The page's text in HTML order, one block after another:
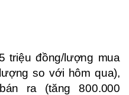
triệu đồng/lượng mua
so với hôm qua),
ra (tăng 800.000